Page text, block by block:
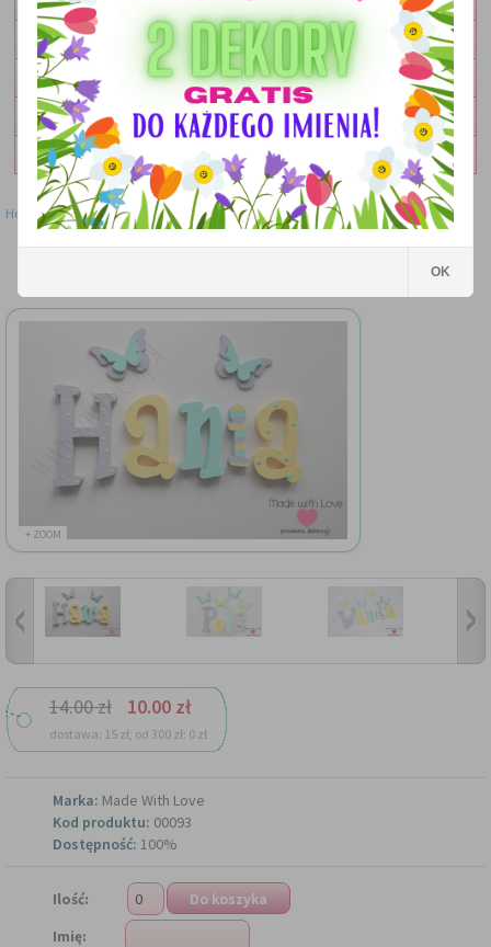
DODATKI
ZESTAWY
OKOLICZNOŚCIOWE
WYPRZEDAŻ
Home »Literki»Literki - wzór MWL87
+ ZOOM
14.00 zł 10.00 zł
dostawa: 15 zł, od 300 zł: 0 zł
Marka: Made With Love
Kod produktu: 00093
Dostępność: 100%
Ilość:
Imię:
OK